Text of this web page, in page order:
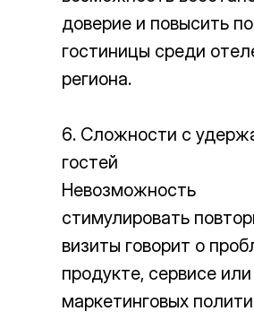
доверие и повысить
гостиницы среди
региона.
6. Сложности с
гостей
Невозможность
стимулировать
визиты говорит о
продукте, сервисе или
маркетинговых